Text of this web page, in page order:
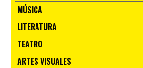
MÚSICA
LITERATURA
TEATRO
ARTES VISUALES